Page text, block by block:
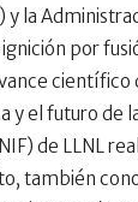
la
por
científico
y el futuro de
de LLNL
también